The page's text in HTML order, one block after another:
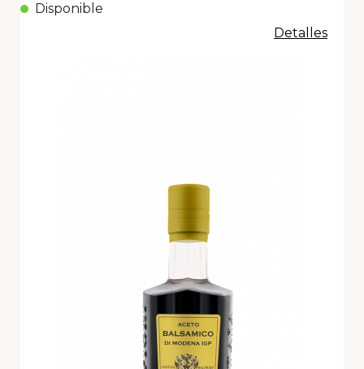
Disponible
Detalles